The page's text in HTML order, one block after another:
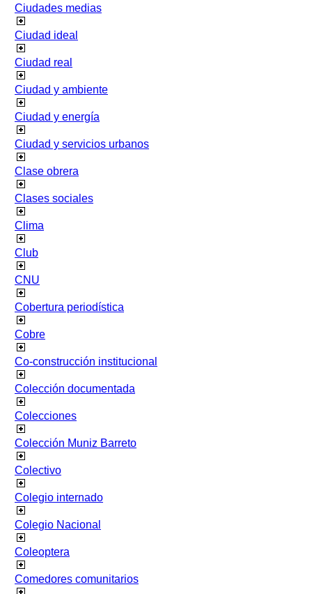
Ciudades medias
Ciudad ideal
Ciudad real
Ciudad y ambiente
Ciudad y energía
Ciudad y servicios urbanos
Clase obrera
Clases sociales
Clima
Club
CNU
Cobertura periodística
Cobre
Co-construcción institucional
Colección documentada
Colecciones
Colección Muniz Barreto
Colectivo
Colegio internado
Colegio Nacional
Coleoptera
Comedores comunitarios